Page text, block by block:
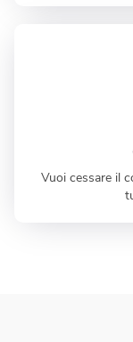
Vuoi cessare il